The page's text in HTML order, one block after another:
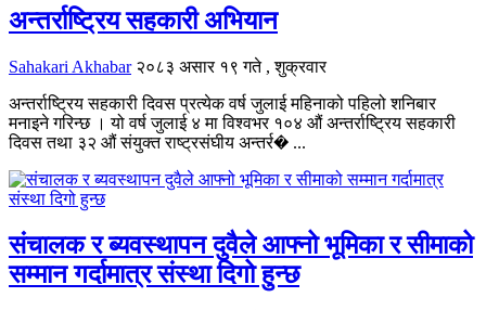
अन्तर्राष्ट्रिय सहकारी अभियान
Sahakari Akhabar २०८३ असार १९ गते , शुक्रवार
अन्तर्राष्ट्रिय सहकारी दिवस प्रत्येक वर्ष जुलाई महिनाको पहिलो शनिबार
मनाइने गरिन्छ । यो वर्ष जुलाई ४ मा विश्वभर १०४ औं अन्तर्राष्ट्रिय सहकारी
दिवस तथा ३२ औं संयुक्त राष्ट्रसंघीय अन्तर्र� ...
संचालक र ब्यवस्थापन दुवैले आफ्नो भूमिका र सीमाको
सम्मान गर्दामात्र संस्था दिगो हुन्छ